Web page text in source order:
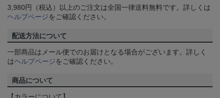
3,980円（税込）以上のご注文は全国一律送料無料です。詳しくは
ヘルプページをご確認ください。
配送方法について
一部商品はメール便でのお届けとなる場合がございます。詳しく
はヘルプページをご確認ください。
商品について